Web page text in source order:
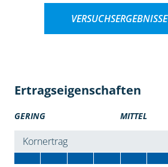
VERSUCHSERGEBNISSE
Ertragseigenschaften
GERING MITTEL
Kornertrag